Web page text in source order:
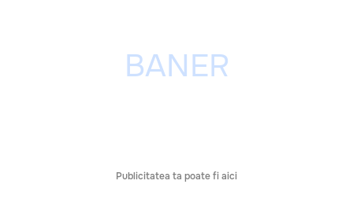
Publicitatea ta poate fi aici